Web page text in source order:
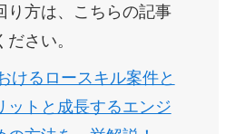
り方は、こちらの記事
さい。
けるロースキル案件と
ットと成長するエンジ